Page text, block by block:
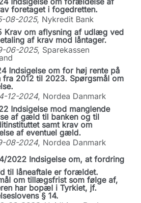
foretaget i fogedretten.
08-2025, Nykredit Bank
Krav om aflysning af udlæg ved
af krav mod låntager.
06-2025, Sparekassen
Indsigelse om for høj rente på
fra 2012 til 2023. Spørgsmål om
12-2024, Nordea Danmark
Indsigelse mod manglende
af gæld til banken og til
samt krav om
af eventuel gæld.
08-2024, Nordea Danmark
2022 Indsigelse om, at fordring
til låneaftale er forældet.
om tillægsfrist som følge af,
har bopæl i Tyrkiet, jf.
§ 14.